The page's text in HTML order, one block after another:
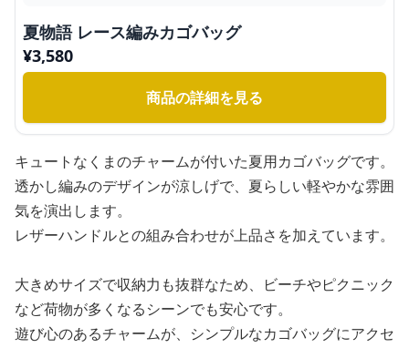
夏物語 レース編みカゴバッグ
¥3,580
商品の詳細を見る
キュートなくまのチャームが付いた夏用カゴバッグです。
透かし編みのデザインが涼しげで、夏らしい軽やかな雰囲
気を演出します。
レザーハンドルとの組み合わせが上品さを加えています。
大きめサイズで収納力も抜群なため、ビーチやピクニック
など荷物が多くなるシーンでも安心です。
遊び心のあるチャームが、シンプルなカゴバッグにアクセ